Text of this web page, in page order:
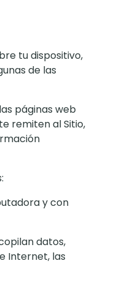
tu dispositivo,
de las
páginas web
remiten al Sitio,
y con
datos,
Internet, las